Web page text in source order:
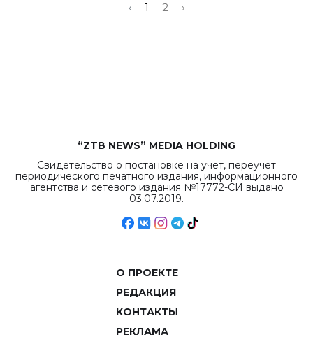
‹ 1 2 ›
“ZTB NEWS” MEDIA HOLDING
Свидетельство о постановке на учет, переучет
периодического печатного издания, информационного
агентства и сетевого издания №17772-СИ выдано
03.07.2019.
О ПРОЕКТЕ
РЕДАКЦИЯ
КОНТАКТЫ
РЕКЛАМА